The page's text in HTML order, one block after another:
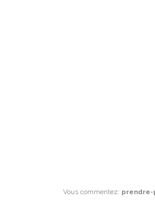
Vous commentez: prendre-